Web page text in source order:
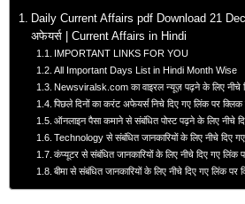
Daily Current Affairs pdf Download 21
अफेयर्स | Current Affairs in Hindi
IMPORTANT LINKS FOR YOU
All Important Days List in Hindi Month Wise
Newsviralsk.com का वाइरल न्यूज़ पढ़ने के लिए नीचे
पिछले दिनों का करंट अफेयर्स निचे दिए गए लिंक पर
ऑनलाइन पैसा कमाने से संबंधित पोस्ट पढ़ने के लिए नीचे
Technology से संबंधित जानकारियों के लिए नीचे दिए
कंप्यूटर से संबंधित जानकारियों के लिए नीचे दिए गए
बीमा से संबंधित जानकारियों के लिए नीचे दिए गए लिंक